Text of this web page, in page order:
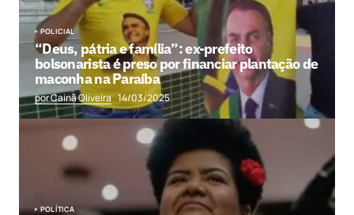
POLICIAL
“Deus, pátria e família”: ex-prefeito
bolsonarista é preso por financiar plantação de
maconha na Paraíba
por Cainã Oliveira 14/03/2025
POLÍTICA